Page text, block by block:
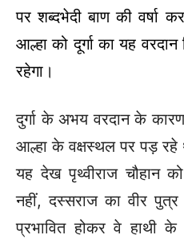
पर शब्दभेदी बाण की वर्षा
आल्हा को दूर्गा का यह
रहेगा।
दुर्गा के अभय वरदान के
आल्हा के वक्षस्थल पर पड़
यह देख पृथ्वीराज चौहान
नहीं, दस्सराज का वीर
प्रभावित होकर वे हाथी